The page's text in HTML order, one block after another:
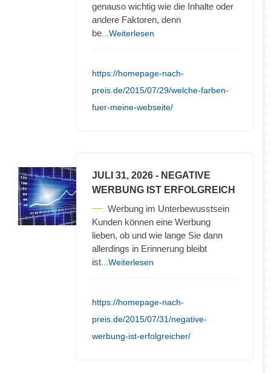
genauso wichtig wie die Inhalte oder
andere Faktoren, denn
be ...Weiterlesen
https://homepage-nach-
preis.de/2015/07/29/welche-farben-
fuer-meine-webseite/
JULI 31, 2026 - NEGATIVE
WERBUNG IST ERFOLGREICH
Werbung im Unterbewusstsein
Kunden können eine Werbung
lieben, ob und wie lange Sie dann
allerdings in Erinnerung bleibt
ist ...Weiterlesen
https://homepage-nach-
preis.de/2015/07/31/negative-
werbung-ist-erfolgreicher/